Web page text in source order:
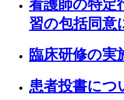
看護師の特定
習の包括同意
臨床研修の実
患者投書につ